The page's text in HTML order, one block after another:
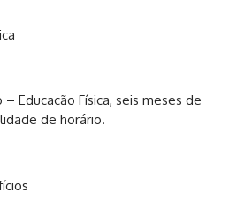
Educação Física, seis meses de
de horário.